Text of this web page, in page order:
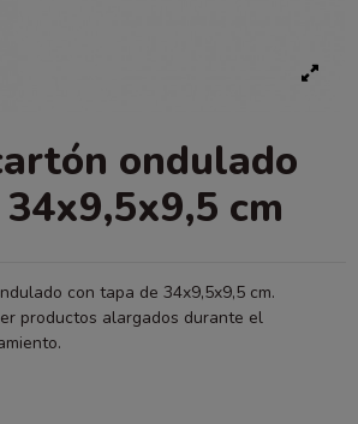
ondulado
cm
con tapa de 34x9,5x9,5 cm.
productos alargados durante el